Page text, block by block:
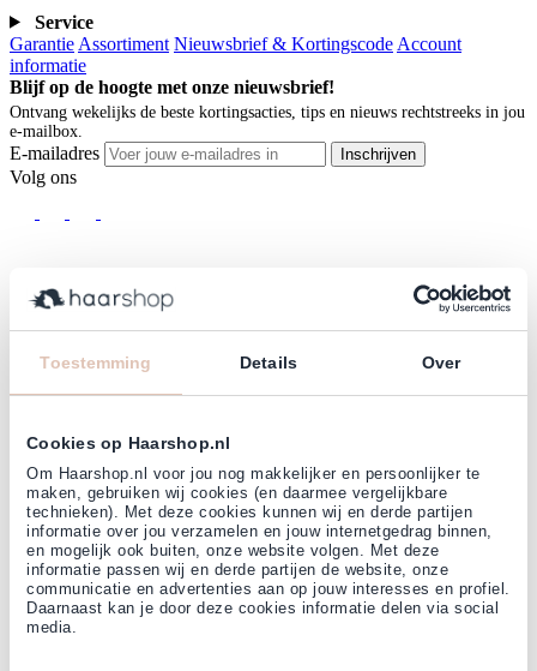
Toestemming Details Over
Cookies op Haarshop.nl
Om Haarshop.nl voor jou nog makkelijker en persoonlijker te
maken, gebruiken wij cookies (en daarmee vergelijkbare
technieken). Met deze cookies kunnen wij en derde partijen
informatie over jou verzamelen en jouw internetgedrag binnen,
en mogelijk ook buiten, onze website volgen. Met deze
informatie passen wij en derde partijen de website, onze
communicatie en advertenties aan op jouw interesses en profiel.
Daarnaast kan je door deze cookies informatie delen via social
media.
Service
Garantie Assortiment Nieuwsbrief & Kortingscode Account
informatie
Blijf op de hoogte met onze nieuwsbrief!
Ontvang wekelijks de beste kortingsacties, tips en nieuws rechtstreeks in jou
e-mailbox.
E-mailadres Inschrijven
Volg ons
Klanten beoordelen ons met
4,77 (38.000+)